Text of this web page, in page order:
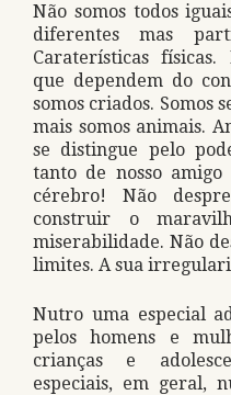
Não somos todos
diferentes mas
Caraterísticas físicas.
que dependem do
somos criados. Somos
mais somos animais.
se distingue pelo
tanto de nosso
cérebro! Não
construir o
miserabilidade. Não
limites. A sua
Nutro uma especial
pelos homens e
crianças e
especiais, em geral,